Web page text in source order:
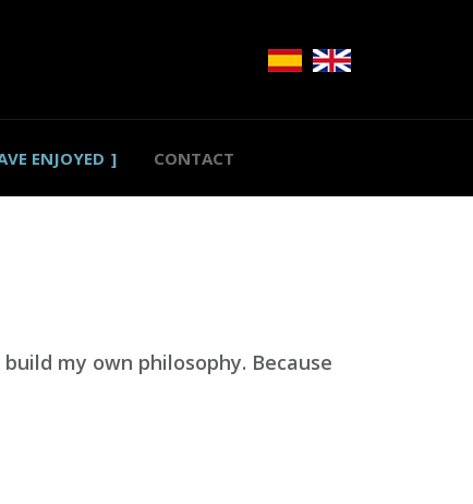
ENJOYED CONTACT
my own philosophy. Because